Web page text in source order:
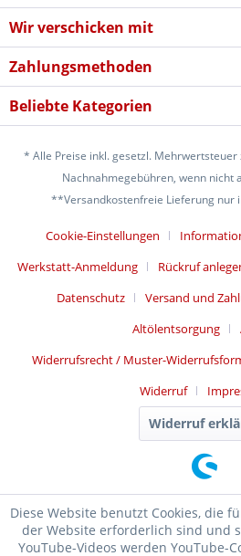
Wir verschicken mit
Zahlungsmethoden
Beliebte Kategorien
* Alle Preise inkl. gesetzl. Mehrwertsteuer
Nachnahmegebühren, wenn nicht
**Versandkostenfreie Lieferung nur
Cookie-Einstellungen
Werkstatt-Anmeldung
Rückruf
Datenschutz
Versand und
Altölentsorgung
Widerrufsrecht / Muster-
Widerruf
Widerruf
Diese Website benutzt Cookies, die
der Website erforderlich sind und
YouTube-Videos werden YouTube-